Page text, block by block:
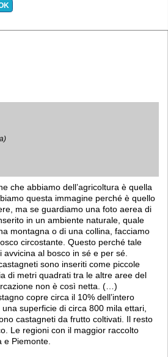
che abbiamo dell’agricoltura è quella
questa immagine perché è quello
ma se guardiamo una foto aerea di
in un ambiente naturale, quale
montagna o di una collina, facciamo
circostante. Questo perché tale
al bosco in sé e per sé.
sono inseriti come piccole
di metri quadrati tra le altre aree del
non è così netta. (…)
copre circa il 10% dell’intero
superficie di circa 800 mila ettari,
castagneti da frutto coltivati. Il resto
Le regioni con il maggior raccolto
e Piemonte.